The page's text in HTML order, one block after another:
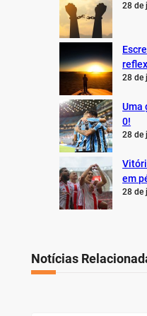
28 de
28 de
Uma
0!
28 de
em
28 de
Notícias